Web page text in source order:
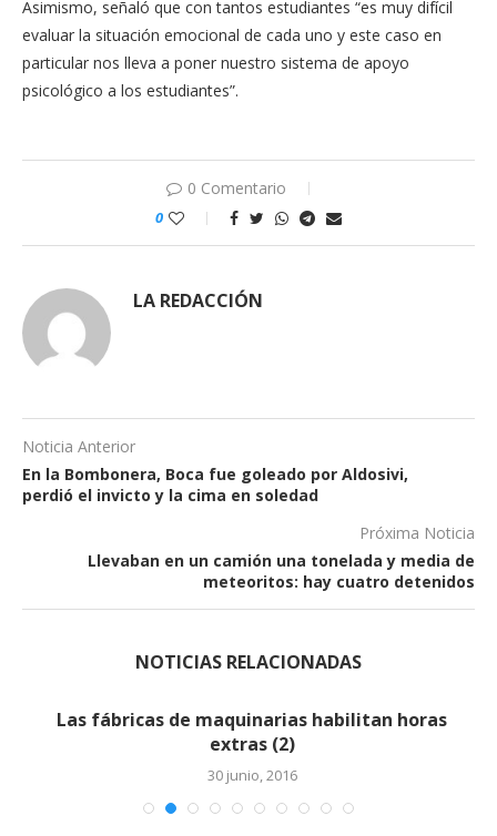
Asimismo, señaló que con tantos estudiantes “es muy difícil
evaluar la situación emocional de cada uno y este caso en
particular nos lleva a poner nuestro sistema de apoyo
psicológico a los estudiantes”.
0 Comentario
0
LA REDACCIÓN
Noticia Anterior
En la Bombonera, Boca fue goleado por Aldosivi,
perdió el invicto y la cima en soledad
Próxima Noticia
Llevaban en un camión una tonelada y media de
meteoritos: hay cuatro detenidos
NOTICIAS RELACIONADAS
Las fábricas de maquinarias habilitan horas
extras (2)
30 junio, 2016